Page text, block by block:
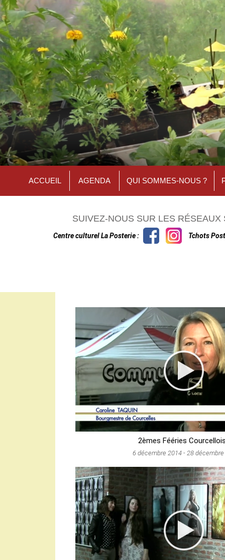
ACCUEIL AGENDA QUI SOMMES-NOUS ?
SUIVEZ-NOUS SUR LES RÉSEAUX
Centre culturel La Posterie : Tchots
2èmes Fééries
6 décembre 2014- 28 décembre
PAGES